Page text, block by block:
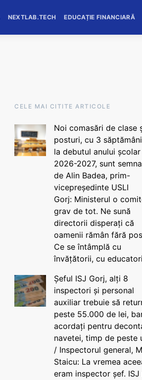
NEXTLAB.TECH EDUCAȚIE FINANCIARĂ
CELE MAI CITITE ARTICOLE
Noi comasări de clase
posturi, cu 3
la debutul anului școlar
2026-2027, sunt
de Alin Badea, prim-
vicepreședinte USLI
Gorj: Ministerul o
grav de tot. Ne sună
directorii disperați că
oamenii rămân fără
Ce se întâmplă cu
învățătorii, cu
Șeful ISJ Gorj, alți 8
inspectori și personal
auxiliar trebuie să
peste 55.000 de lei,
acordați pentru
navetei, timp de peste
/ Inspectorul general,
Staicu: La vremea
eram inspector șef. ISJ